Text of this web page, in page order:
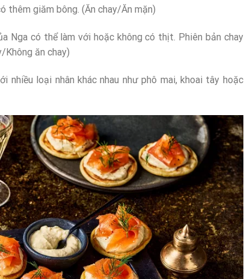
thêm giăm bông. (Ăn chay/Ăn mặn)
Nga có thể làm với hoặc không có thịt. Phiên bản chay
Không ăn chay)
nhiều loại nhân khác nhau như phô mai, khoai tây hoặc